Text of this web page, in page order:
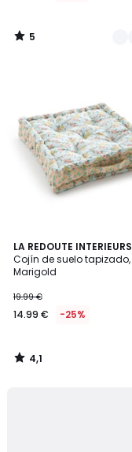
5
/
LA REDOUTE INTERIEURS
Cojín de suelo tapizado,
Marigold
19.99 €
14.99 € -25%
4,1
/ 5
4,1
/